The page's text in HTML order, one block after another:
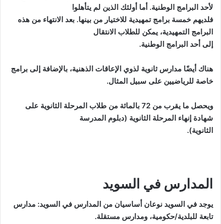
لأحد البرامج الوطنية. أما أولئك الذين لم يتأهلوا
فلديهم خمسة برامج تمهيدية للاختيار من بينها. بعد الانتهاء من هذه
البرامج التمهيدية، يمكن للطلاب الانتقال
إلى أحد البرامج الوطنية.
هناك أيضًا مدارس ثانوية لذوي الإعاقات الذهنية، بالإضافة إلى برامج
خاصة للرياضيين على سبيل المثال.
ويحصل ما يقرب من 72 بالمائة من طلاب المرحلة الثانوية على
شهادة إنهاء المرحلة الثانوية (دبلوم المدرسة
الثانوية).
المدارس في السويد
يوجد في السويد نوعان أساسيان من المدارس في السويد: مدارس
تابعة للبلدية/حكومية، ومدارس مستقلة.